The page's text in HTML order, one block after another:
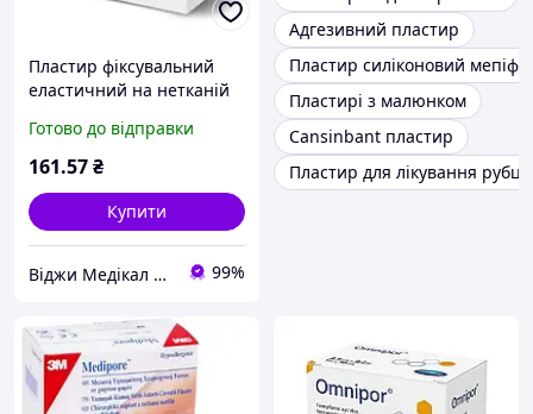
Пластир фіксувальний
еластичний на нетканій
Omnifix® Elastic
Hartmann
Готово до відправки
161.57₴
Купити
Віджи Медікал Україна - Інтернет-магазин медичних товарів 99%
Адгезивний пластир
Пластир силіконовий
Пластирі з малюнком
Cansinbant пластир
Пластир для лікування